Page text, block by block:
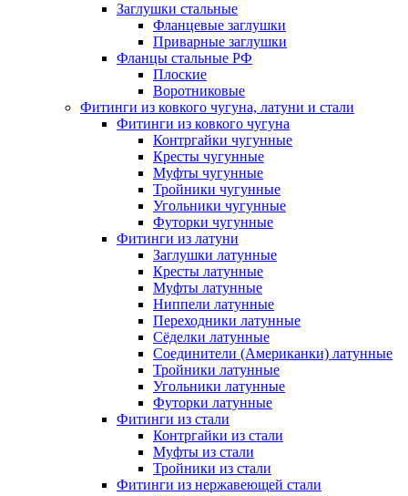
Заглушки стальные
Фланцевые заглушки
Приварные заглушки
Фланцы стальные РФ
Плоские
Воротниковые
Фитинги из ковкого чугуна, латуни и стали
Фитинги из ковкого чугуна
Контргайки чугунные
Кресты чугунные
Муфты чугунные
Тройники чугунные
Угольники чугунные
Футорки чугунные
Фитинги из латуни
Заглушки латунные
Кресты латунные
Муфты латунные
Ниппели латунные
Переходники латунные
Сёделки латунные
Соединители (Американки) латунные
Тройники латунные
Угольники латунные
Футорки латунные
Фитинги из стали
Контргайки из стали
Муфты из стали
Тройники из стали
Фитинги из нержавеющей стали